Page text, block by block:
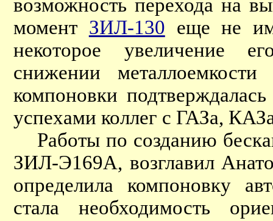
возможность перехода на
момент ЗИЛ-130 еще не
некоторое увеличение
снижении металлоемкости
компоновки
успехами коллег с ГАЗа,
Работы по созданию
ЗИЛ-Э169А, возглавил
определила компоновку
стала необходимость